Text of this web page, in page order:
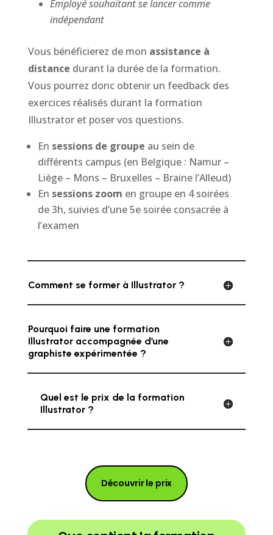
Employé souhaitant se lancer comme
indépendant
Vous bénéficierez de mon assistance à
distance durant la durée de la formation.
Vous pourrez donc obtenir un feedback des
exercices réalisés durant la formation
Illustrator et poser vos questions.
En sessions de groupe au sein de
différents campus (en Belgique : Namur –
Liège – Mons – Bruxelles – Braine l’Alleud)
En sessions zoom en groupe en 4 soirées
de 3h, suivies d’une 5e soirée consacrée à
l’examen
Comment se former à Illustrator ?
Pourquoi faire une formation
Illustrator accompagnée d’une
graphiste expérimentée ?
Quel est le prix de la formation
Illustrator ?
Découvrir le prix